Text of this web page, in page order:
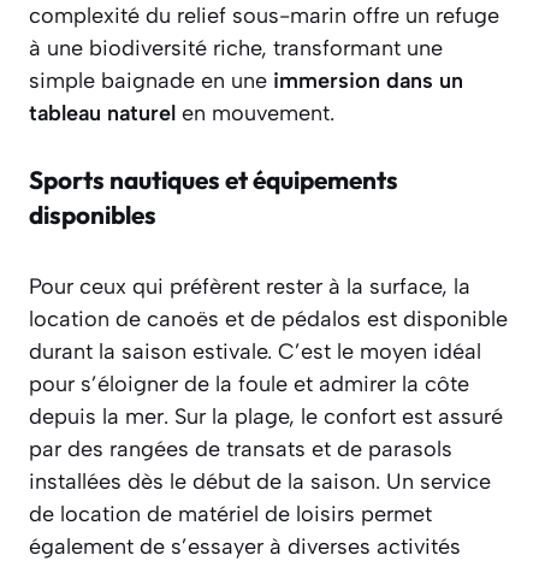
complexité du relief sous-marin offre un refuge
à une biodiversité riche, transformant une
simple baignade en une immersion dans un
tableau naturel en mouvement.
Sports nautiques et équipements
disponibles
Pour ceux qui préfèrent rester à la surface, la
location de canoës et de pédalos est disponible
durant la saison estivale. C’est le moyen idéal
pour s’éloigner de la foule et admirer la côte
depuis la mer. Sur la plage, le confort est assuré
par des rangées de transats et de parasols
installées dès le début de la saison. Un service
de location de matériel de loisirs permet
également de s’essayer à diverses activités